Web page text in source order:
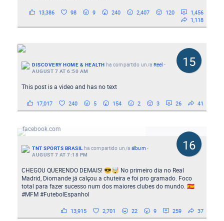
13,386 98 9 240 2,407 120
1,456
1,118
15
DISCOVERY HOME & HEALTH ha compartido un/a Reel -
AUGUST 7 AT 6:50 AM
This post is a video and has no text
17,017 240 5 154 2 3 26 41
facebook.com
16
TNT SPORTS BRASILha compartido un/a álbum -
AUGUST 7 AT 7:18 PM
CHEGOU QUERENDO DEMAIS! 😎🤯 No primeiro dia no Real
Madrid, Diomande já calçou a chuteira e foi pro gramado. Foco
total para fazer sucesso num dos maiores clubes do mundo. 🇪🇸
#MFM #FutebolEspanhol
13,915 2,701 22 9 259 37